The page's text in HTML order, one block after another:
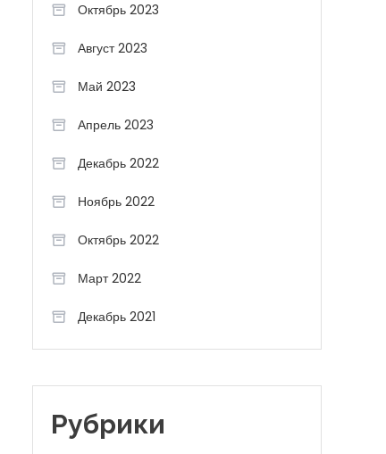
Октябрь 2023
Август 2023
Май 2023
Апрель 2023
Декабрь 2022
Ноябрь 2022
Октябрь 2022
Март 2022
Декабрь 2021
Рубрики